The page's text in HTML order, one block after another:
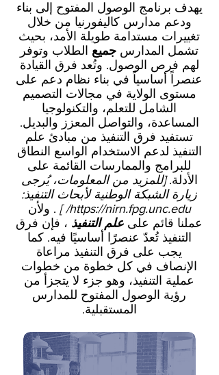
يهدف برنامج الوصول المفتوح إلى بناء
ودعم مدارس كاليفورنيا من خلال
تغييرات مستدامة طويلة الأمد، بحيث
تشمل المدارس جميع الطلاب وتوفر
لهم فرص الوصول. وتُعد فرق القيادة
عنصراً أساسياً في بناء نظام دعم على
مستوى الولاية في مجالات التصميم
الشامل للتعلم، والتكنولوجيا
المساعدة، والتواصل المعزز والبديل.
تستفيد فرق التنفيذ من مبادئ علم
التنفيذ لدعم الاستخدام الواسع النطاق
للبرامج والممارسات القائمة على
الأدلة.[للمزيد من المعلومات، يُرجى
زيارة الشبكة الوطنية لأبحاث التنفيذ:
https://nirn.fpg.unc.edu/
] . ولأن
عملنا قائم على علم التنفيذ ، فإن فرق
التنفيذ تُعدّ عنصرًا أساسيًا فيه. كما
يجب على فرق التنفيذ مراعاة
الإنصاف في كل خطوة من خطوات
عملية التنفيذ، وهو جزء لا يتجزأ من
رؤية الوصول المفتوح للمدارس
المستقبلية.